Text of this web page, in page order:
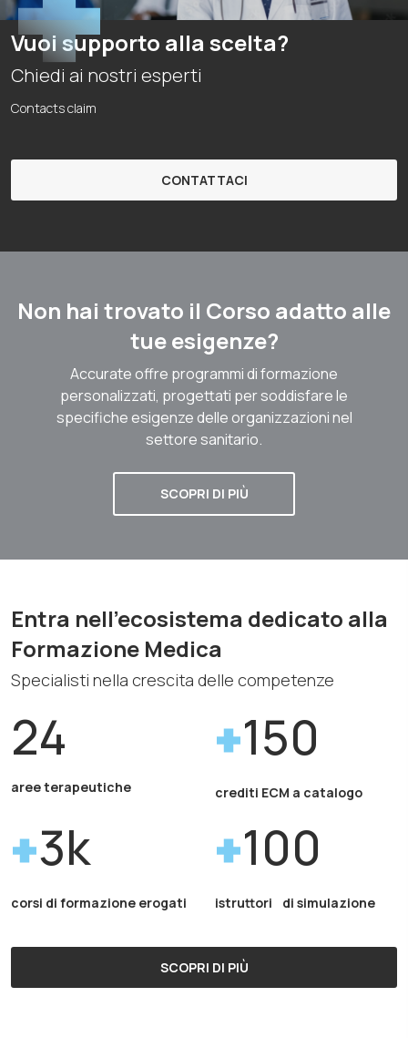
Vuoi supporto alla scelta?
Chiedi ai nostri esperti
Contacts claim
CONTATTACI
Non hai trovato il Corso adatto alle
tue esigenze?
Accurate offre programmi di formazione
personalizzati, progettati per soddisfare le
specifiche esigenze delle organizzazioni nel
settore sanitario.
SCOPRI DI PIÙ
Entra nell'ecosistema dedicato alla
Formazione Medica
Specialisti nella crescita delle competenze
24
aree terapeutiche
150
crediti ECM a catalogo
3k
corsi di formazione erogati
100
istruttori di simulazione
SCOPRI DI PIÙ